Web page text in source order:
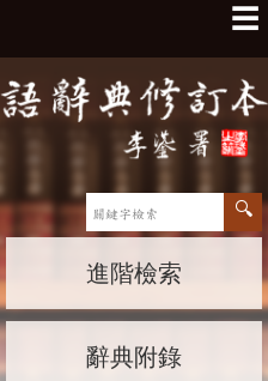
☰
進階檢索
辭典附錄